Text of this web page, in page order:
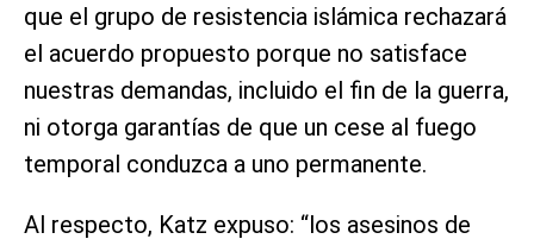
que el grupo de resistencia islámica rechazará
el acuerdo propuesto porque no satisface
nuestras demandas, incluido el fin de la guerra,
ni otorga garantías de que un cese al fuego
temporal conduzca a uno permanente.
Al respecto, Katz expuso: “los asesinos de